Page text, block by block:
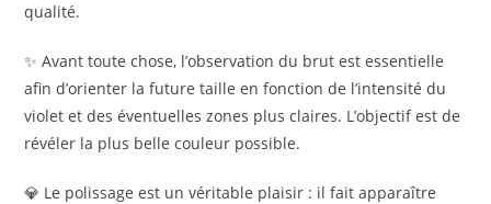
qualité.
✨ Avant toute chose, l’observation du brut est essentielle
afin d’orienter la future taille en fonction de l’intensité du
violet et des éventuelles zones plus claires. L’objectif est de
révéler la plus belle couleur possible.
💎 Le polissage est un véritable plaisir : il fait apparaître